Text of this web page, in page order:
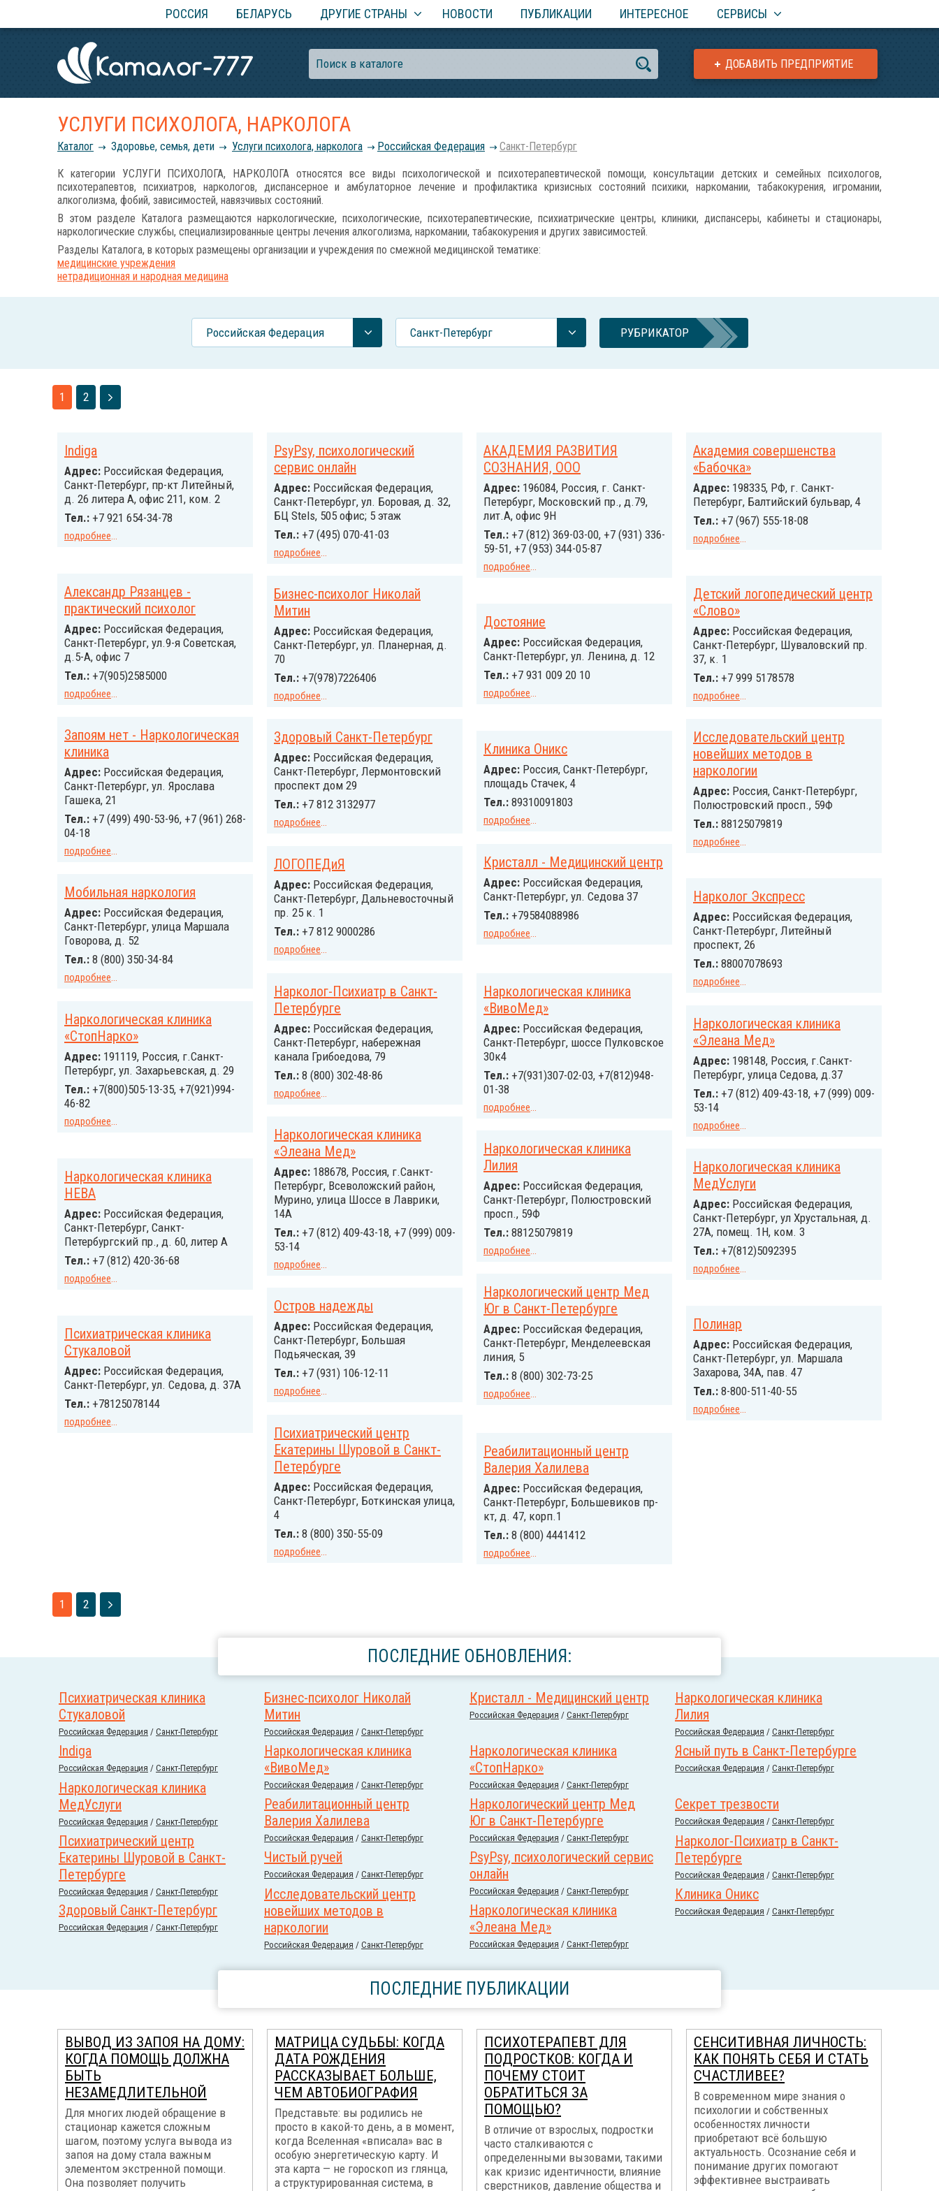
РОССИЯ БЕЛАРУСЬ ДРУГИЕ СТРАНЫ НОВОСТИ ПУБЛИКАЦИИ ИНТЕРЕСНОЕ СЕРВИСЫ
ДОБАВИТЬ ПРЕДПРИЯТИЕ
УСЛУГИ ПСИХОЛОГА, НАРКОЛОГА
Каталог Здоровье, семья, дети Услуги психолога, нарколога Российcкая Федерация Санкт-Петербург
К категории УСЛУГИ ПСИХОЛОГА, НАРКОЛОГА относятся все виды психологической и психотерапевтической помощи, консультации детских и семейных психологов,
психотерапевтов, психиатров, наркологов, диспансерное и амбулаторное лечение и профилактика кризисных состояний психики, наркомании, табакокурения, игромании,
алкоголизма, фобий, зависимостей, навязчивых состояний.
В этом разделе Каталога размещаются наркологические, психологические, психотерапевтические, психиатрические центры, клиники, диспансеры, кабинеты и стационары,
наркологические службы, специализированные центры лечения алкоголизма, наркомании, табакокурения и других зависимостей.
Разделы Каталога, в которых размещены организации и учреждения по смежной медицинской тематике:
медицинские учреждения
нетрадиционная и народная медицина
Российcкая Федерация Санкт-Петербург РУБРИКАТОР
1 2
Indiga
Адрес: Российcкая Федерация,
Санкт-Петербург, пр-кт Литейный,
д. 26 литера А, офис 211, ком. 2
Тел.: +7 921 654-34-78
подробнее...
PsyPsy, психологический
сервис онлайн
Адрес: Российcкая Федерация,
Санкт-Петербург, ул. Боровая, д. 32,
БЦ Stels, 505 офис; 5 этаж
Тел.: +7 (495) 070-41-03
подробнее...
АКАДЕМИЯ РАЗВИТИЯ
СОЗНАНИЯ, ООО
Адрес: 196084, Россия, г. Санкт-
Петербург, Московский пр., д.79,
лит.А, офис 9Н
Тел.: +7 (812) 369-03-00, +7 (931) 336-
59-51, +7 (953) 344-05-87
подробнее...
Академия совершенства
«Бабочка»
Адрес: 198335, РФ, г. Санкт-
Петербург, Балтийский бульвар, 4
Тел.: +7 (967) 555-18-08
подробнее...
Александр Рязанцев -
практический психолог
Адрес: Российcкая Федерация,
Санкт-Петербург, ул.9-я Советская,
д.5-А, офис 7
Тел.: +7(905)2585000
подробнее...
Бизнес-психолог Николай
Митин
Адрес: Российcкая Федерация,
Санкт-Петербург, ул. Планерная, д.
70
Тел.: +7(978)7226406
подробнее...
Детский логопедический центр
«Слово»
Адрес: Российcкая Федерация,
Санкт-Петербург, Шуваловский пр.
37, к. 1
Тел.: +7 999 5178578
подробнее...
Достояние
Адрес: Российcкая Федерация,
Санкт-Петербург, ул. Ленина, д. 12
Тел.: +7 931 009 20 10
подробнее...
Запоям нет - Наркологическая
клиника
Адрес: Российcкая Федерация,
Санкт-Петербург, ул. Ярослава
Гашека, 21
Тел.: +7 (499) 490-53-96, +7 (961) 268-
04-18
подробнее...
Здоровый Санкт-Петербург
Адрес: Российcкая Федерация,
Санкт-Петербург, Лермонтовский
проспект дом 29
Тел.: +7 812 3132977
подробнее...
Исследовательский центр
новейших методов в
наркологии
Адрес: Россия, Санкт-Петербург,
Полюстровский просп., 59Ф
Тел.: 88125079819
подробнее...
Клиника Оникс
Адрес: Россия, Санкт-Петербург,
площадь Стачек, 4
Тел.: 89310091803
подробнее...
Кристалл - Медицинский центр
Адрес: Российcкая Федерация,
Санкт-Петербург, ул. Седова 37
Тел.: +79584088986
подробнее...
ЛОГОПЕДиЯ
Адрес: Российcкая Федерация,
Санкт-Петербург, Дальневосточный
пр. 25 к. 1
Тел.: +7 812 9000286
подробнее...
Мобильная наркология
Адрес: Российcкая Федерация,
Санкт-Петербург, улица Маршала
Говорова, д. 52
Тел.: 8 (800) 350-34-84
подробнее...
Нарколог Экспресс
Адрес: Российcкая Федерация,
Санкт-Петербург, Литейный
проспект, 26
Тел.: 88007078693
подробнее...
Нарколог-Психиатр в Санкт-
Петербурге
Адрес: Российcкая Федерация,
Санкт-Петербург, набережная
канала Грибоедова, 79
Тел.: 8 (800) 302-48-86
подробнее...
Наркологическая клиника
«ВивоМед»
Адрес: Российcкая Федерация,
Санкт-Петербург, шоссе Пулковское
30к4
Тел.: +7(931)307-02-03, +7(812)948-
01-38
подробнее...
Наркологическая клиника
«СтопНарко»
Адрес: 191119, Россия, г.Санкт-
Петербург, ул. Захарьевская, д. 29
Тел.: +7(800)505-13-35, +7(921)994-
46-82
подробнее...
Наркологическая клиника
«Элеана Мед»
Адрес: 198148, Россия, г.Санкт-
Петербург, улица Седова, д.37
Тел.: +7 (812) 409-43-18, +7 (999) 009-
53-14
подробнее...
Наркологическая клиника
«Элеана Мед»
Адрес: 188678, Россия, г.Санкт-
Петербург, Всеволожский район,
Мурино, улица Шоссе в Лаврики,
14А
Тел.: +7 (812) 409-43-18, +7 (999) 009-
53-14
подробнее...
Наркологическая клиника
Лилия
Адрес: Российcкая Федерация,
Cанкт-Петербург, Полюстровский
просп., 59Ф
Тел.: 88125079819
подробнее...
Наркологическая клиника
МедУслуги
Адрес: Российcкая Федерация,
Санкт-Петербург, ул Хрустальная, д.
27А, помещ. 1Н, ком. 3
Тел.: +7(812)5092395
подробнее...
Наркологическая клиника
НЕВА
Адрес: Российcкая Федерация,
Санкт-Петербург, Санкт-
Петербургский пр., д. 60, литер А
Тел.: +7 (812) 420-36-68
подробнее...
Наркологический центр Мед
Юг в Санкт-Петербурге
Адрес: Российcкая Федерация,
Санкт-Петербург, Менделеевская
линия, 5
Тел.: 8 (800) 302-73-25
подробнее...
Остров надежды
Адрес: Российcкая Федерация,
Санкт-Петербург, Большая
Подьяческая, 39
Тел.: +7 (931) 106-12-11
подробнее...
Полинар
Адрес: Российcкая Федерация,
Санкт-Петербург, ул. Маршала
Захарова, 34А, пав. 47
Тел.: 8-800-511-40-55
подробнее...
Психиатрическая клиника
Стукаловой
Адрес: Российcкая Федерация,
Санкт-Петербург, ул. Седова, д. 37А
Тел.: +78125078144
подробнее...
Психиатрический центр
Екатерины Шуровой в Санкт-
Петербурге
Адрес: Российcкая Федерация,
Санкт-Петербург, Боткинская улица,
4
Тел.: 8 (800) 350-55-09
подробнее...
Реабилитационный центр
Валерия Халилева
Адрес: Российcкая Федерация,
Санкт-Петербург, Большевиков пр-
кт, д. 47, корп.1
Тел.: 8 (800) 4441412
подробнее...
1 2
ПОСЛЕДНИЕ ОБНОВЛЕНИЯ:
Психиатрическая клиника
Стукаловой
Российcкая Федерация / Санкт-Петербург
Бизнес-психолог Николай
Митин
Российcкая Федерация / Санкт-Петербург
Кристалл - Медицинский центр
Российcкая Федерация / Санкт-Петербург
Наркологическая клиника
Лилия
Российcкая Федерация / Санкт-Петербург
Indiga
Российcкая Федерация / Санкт-Петербург
Наркологическая клиника
«ВивоМед»
Российcкая Федерация / Санкт-Петербург
Наркологическая клиника
«СтопНарко»
Российcкая Федерация / Санкт-Петербург
Ясный путь в Санкт-Петербурге
Российcкая Федерация / Санкт-Петербург
Наркологическая клиника
МедУслуги
Российcкая Федерация / Санкт-Петербург
Реабилитационный центр
Валерия Халилева
Российcкая Федерация / Санкт-Петербург
Наркологический центр Мед
Юг в Санкт-Петербурге
Российcкая Федерация / Санкт-Петербург
Секрет трезвости
Российcкая Федерация / Санкт-Петербург
Психиатрический центр
Екатерины Шуровой в Санкт-
Петербурге
Российcкая Федерация / Санкт-Петербург
Нарколог-Психиатр в Санкт-
Петербурге
Российcкая Федерация / Санкт-Петербург
Чистый ручей
Российcкая Федерация / Санкт-Петербург
PsyPsy, психологический сервис
онлайн
Российcкая Федерация / Санкт-Петербург
Исследовательский центр
новейших методов в
наркологии
Российcкая Федерация / Санкт-Петербург
Клиника Оникс
Российcкая Федерация / Санкт-Петербург
Здоровый Санкт-Петербург
Российcкая Федерация / Санкт-Петербург
Наркологическая клиника
«Элеана Мед»
Российcкая Федерация / Санкт-Петербург
ПОСЛЕДНИЕ ПУБЛИКАЦИИ
ВЫВОД ИЗ ЗАПОЯ НА ДОМУ:
КОГДА ПОМОЩЬ ДОЛЖНА
БЫТЬ
НЕЗАМЕДЛИТЕЛЬНОЙ
Для многих людей обращение в
стационар кажется сложным
шагом, поэтому услуга вывода из
запоя на дому стала важным
элементом экстренной помощи.
Она позволяет получить
МАТРИЦА СУДЬБЫ: КОГДА
ДАТА РОЖДЕНИЯ
РАССКАЗЫВАЕТ БОЛЬШЕ,
ЧЕМ АВТОБИОГРАФИЯ
Представьте: вы родились не
просто в какой-то день, а в момент,
когда Вселенная «вписала» вас в
особую энергетическую карту. И
эта карта — не гороскоп из глянца,
а структурированная система, в
ПСИХОТЕРАПЕВТ ДЛЯ
ПОДРОСТКОВ: КОГДА И
ПОЧЕМУ СТОИТ
ОБРАТИТЬСЯ ЗА
ПОМОЩЬЮ?
В отличие от взрослых, подростки
часто сталкиваются с
определенными вызовами, такими
как кризис идентичности, влияние
сверстников, давление общества и
СЕНСИТИВНАЯ ЛИЧНОСТЬ:
КАК ПОНЯТЬ СЕБЯ И СТАТЬ
СЧАСТЛИВЕЕ?
В современном мире знания о
психологии и собственных
особенностях личности
приобретают всё большую
актуальность. Осознание себя и
понимание других помогают
эффективнее выстраивать